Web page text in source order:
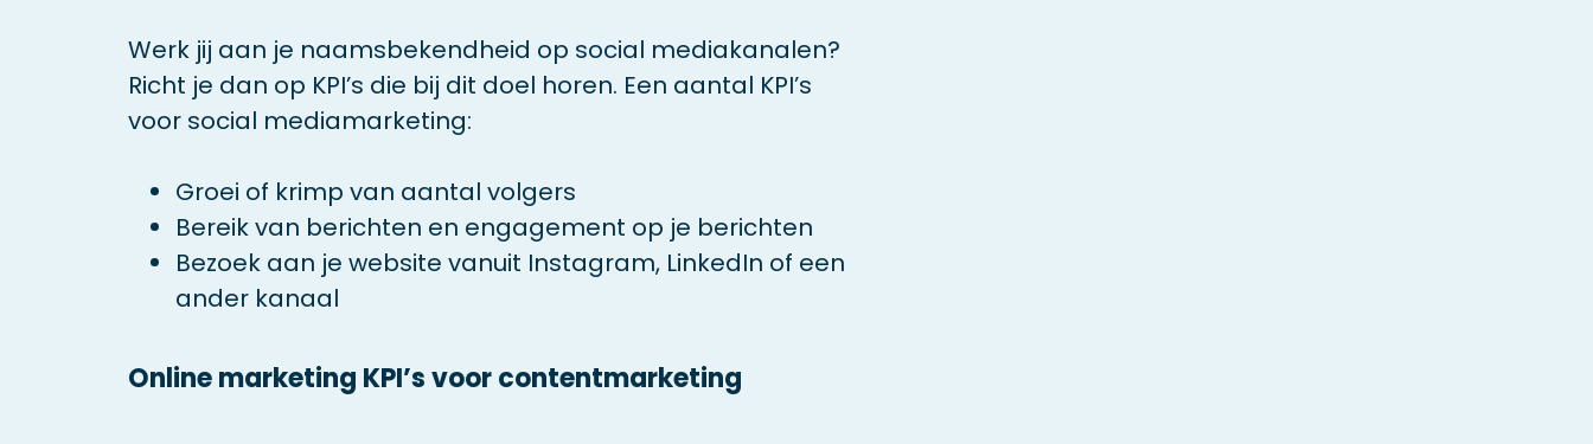
Werk jij aan je naamsbekendheid op social mediakanalen?
Richt je dan op KPI’s die bij dit doel horen. Een aantal KPI’s
voor social mediamarketing:
Groei of krimp van aantal volgers
Bereik van berichten en engagement op je berichten
Bezoek aan je website vanuit Instagram, LinkedIn of een
ander kanaal
Online marketing KPI’s voor contentmarketing